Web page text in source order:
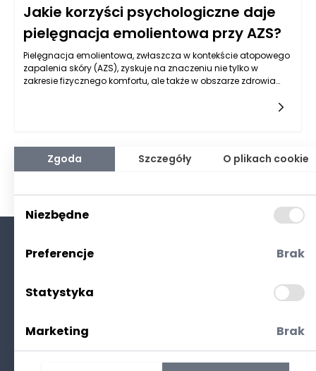
Jakie korzyści psychologiczne daje
pielęgnacja emolientowa przy AZS?
Pielęgnacja emolientowa, zwłaszcza w kontekście atopowego
zapalenia skóry (AZS), zyskuje na znaczeniu nie tylko w
zakresie fizycznego komfortu, ale także w obszarze zdrowia
co przejawia się nie tylko w poprawie kondycji skóry, ale także
w sferze psychologicznej. Jednym z najważniejszych
aspektów pielęgnacji emolientowej jest jej działanie na
stosowanie balsamu emolinetowego nie tylko łagodzi
podrażnienia, ale także daje pacjentom poczucie kontroli nad
swoim ciałem. Dzięki temu pacjenci czują się mniej
psychikę.
Polityka prywatności
Zgoda Szczegóły O plikach cookie
Niezbędne
Preferencje Brak
Statystyka
Marketing Brak